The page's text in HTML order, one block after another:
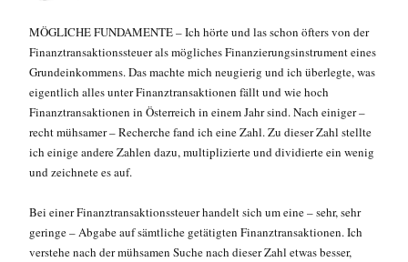
MÖGLICHE FUNDAMENTE – Ich hörte und las schon öfters von der
Finanztransaktionssteuer als mögliches Finanzierungsinstrument eines
Grundeinkommens. Das machte mich neugierig und ich überlegte, was
eigentlich alles unter Finanztransaktionen fällt und wie hoch
Finanztransaktionen in Österreich in einem Jahr sind. Nach einiger –
recht mühsamer – Recherche fand ich eine Zahl. Zu dieser Zahl stellte
ich einige andere Zahlen dazu, multiplizierte und dividierte ein wenig
und zeichnete es auf.
Bei einer Finanztransaktionssteuer handelt sich um eine – sehr, sehr
geringe – Abgabe auf sämtliche getätigten Finanztransaktionen. Ich
verstehe nach der mühsamen Suche nach dieser Zahl etwas besser,